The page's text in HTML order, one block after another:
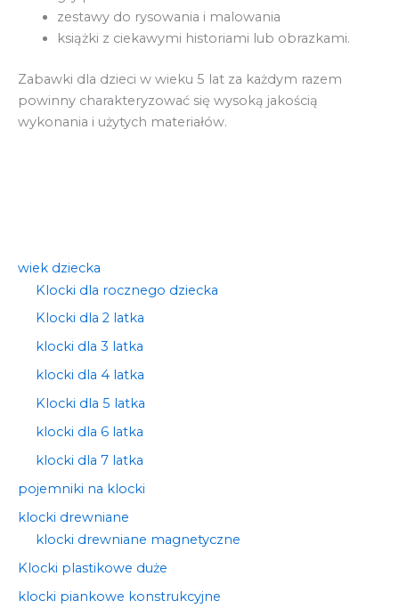
wiek dziecka
Klocki dla rocznego dziecka
Klocki dla 2 latka
klocki dla 3 latka
klocki dla 4 latka
Klocki dla 5 latka
klocki dla 6 latka
klocki dla 7 latka
pojemniki na klocki
klocki drewniane
klocki drewniane magnetyczne
Klocki plastikowe duże
klocki piankowe konstrukcyjne
zestawy do rysowania i malowania
książki z ciekawymi historiami lub obrazkami.
Zabawki dla dzieci w wieku 5 lat za każdym razem
powinny charakteryzować się wysoką jakością
wykonania i użytych materiałów.